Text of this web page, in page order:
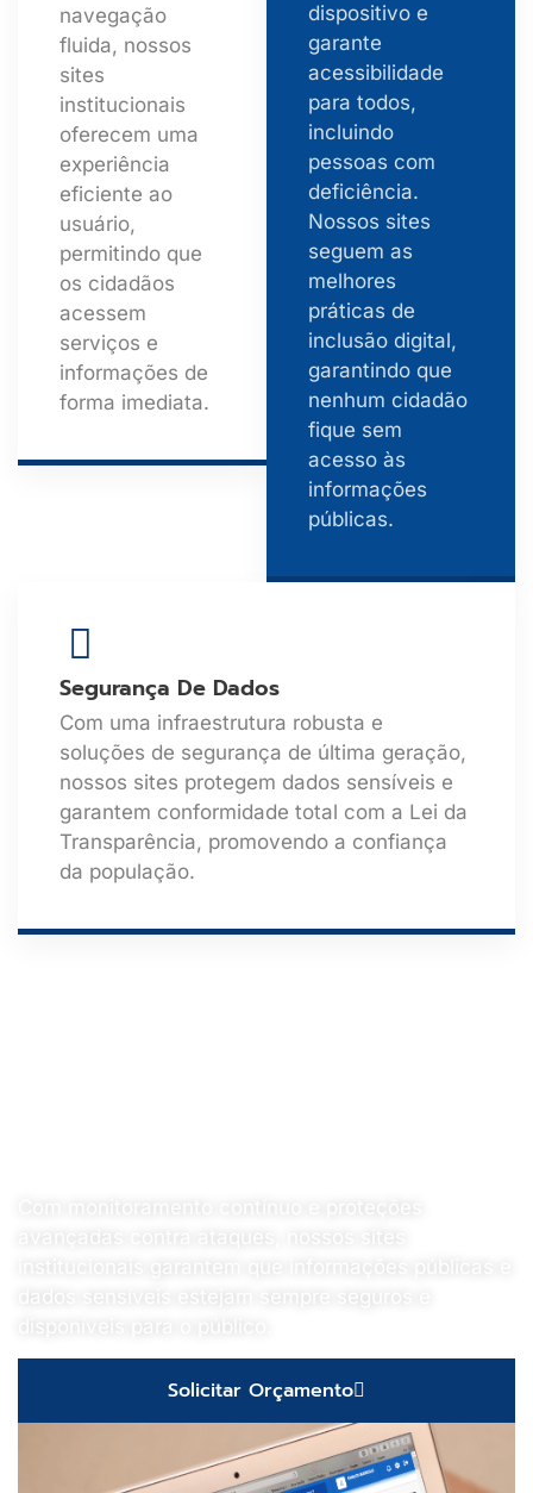
navegação
fluida, nossos
sites
institucionais
oferecem uma
experiência
eficiente ao
usuário,
permitindo que
os cidadãos
acessem
serviços e
informações de
forma imediata.
dispositivo e
garante
acessibilidade
para todos,
incluindo
pessoas com
deficiência.
Nossos sites
seguem as
melhores
práticas de
inclusão digital,
garantindo que
nenhum cidadão
fique sem
acesso às
informações
públicas.
Segurança De Dados
Com uma infraestrutura robusta e
soluções de segurança de última geração,
nossos sites protegem dados sensíveis e
garantem conformidade total com a Lei da
Transparência, promovendo a confiança
da população.
Solicitar Orçamento